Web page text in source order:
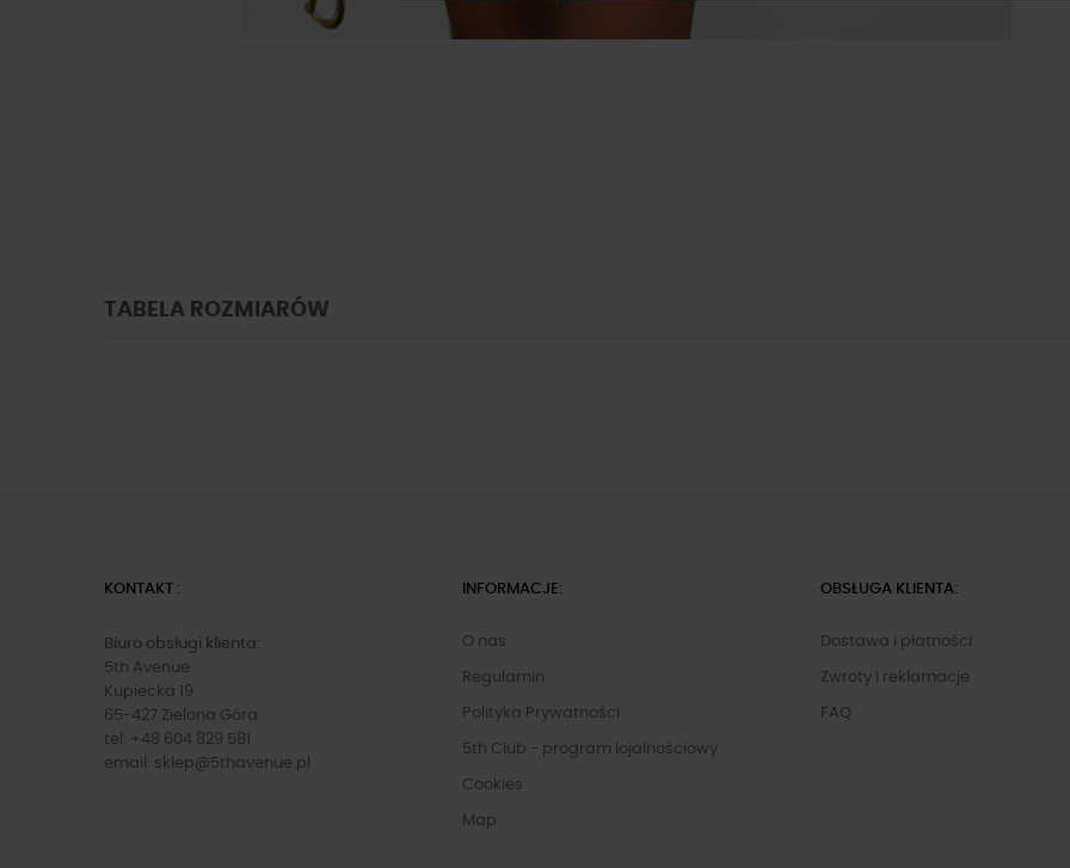
TABELA ROZMIARÓW
KONTAKT :
Biuro obsługi klienta:
5th Avenue
Kupiecka 19
65-427 Zielona Góra
tel: +48 604 829 581
email: sklep@5thavenue.pl
INFORMACJE:
O nas
Regulamin
Polityka Prywatności
5th Club - program lojalnościowy
Cookies
Map
OBSŁUGA KLIENTA:
Dostawa i płatności
Zwroty i reklamacje
FAQ